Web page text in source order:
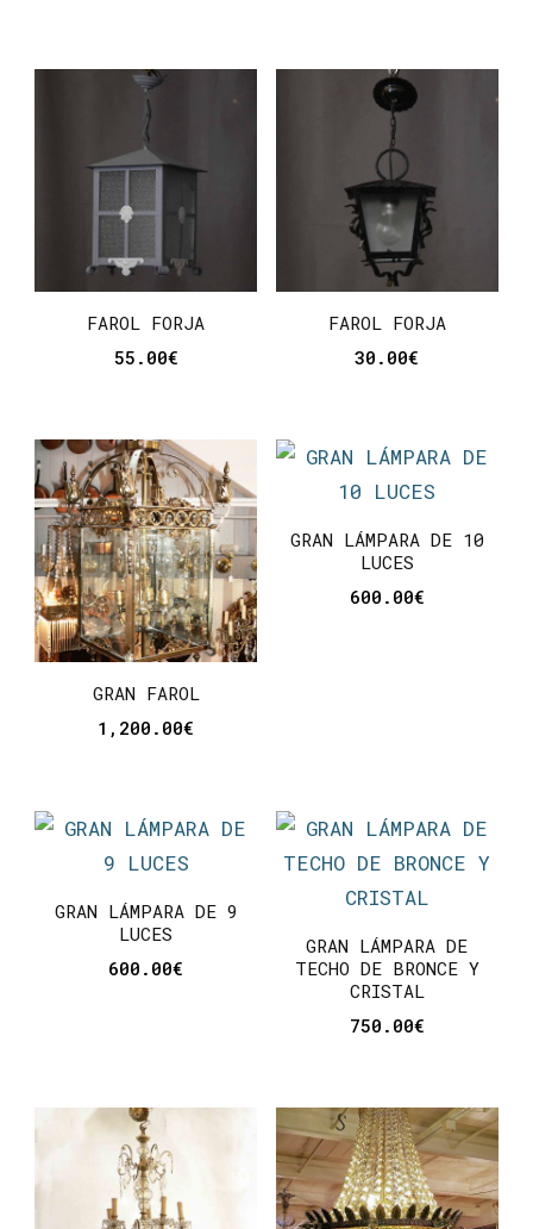
FAROL FORJA
55.00€
FAROL FORJA
30.00€
GRAN FAROL
1,200.00€
GRAN LÁMPARA DE 10
LUCES
600.00€
GRAN LÁMPARA DE 9
LUCES
600.00€
GRAN LÁMPARA DE
TECHO DE BRONCE Y
CRISTAL
750.00€